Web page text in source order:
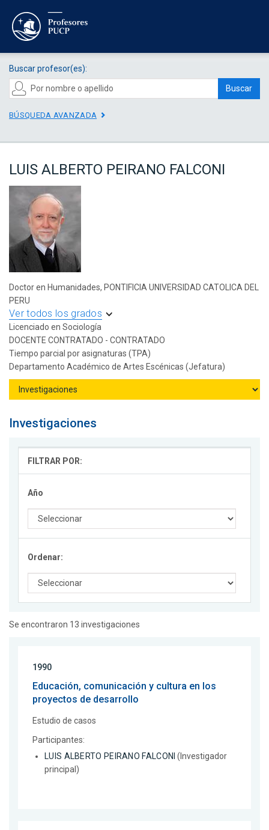
Buscar profesor(es):
Buscar
BÚSQUEDA AVANZADA
LUIS ALBERTO PEIRANO FALCONI
Doctor en Humanidades, PONTIFICIA UNIVERSIDAD CATOLICA DEL
PERU
Ver todos los grados
Licenciado en Sociología
DOCENTE CONTRATADO - CONTRATADO
Tiempo parcial por asignaturas (TPA)
Departamento Académico de Artes Escénicas (Jefatura)
Investigaciones
FILTRAR POR:
Año
Ordenar:
Se encontraron 13 investigaciones
1990
Educación, comunicación y cultura en los
proyectos de desarrollo
Estudio de casos
Participantes:
LUIS ALBERTO PEIRANO FALCONI (Investigador
principal)